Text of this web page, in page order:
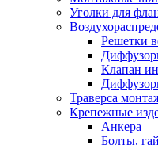
Уголки для
Решетки
Клапан
Траверса
Крепежные
Анкера
Болты,